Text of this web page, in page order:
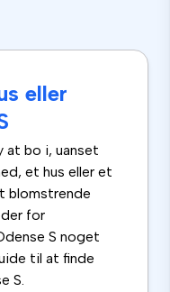
eller
at bo i, uanset
et hus eller et
blomstrende
for
S noget
til at finde
S.